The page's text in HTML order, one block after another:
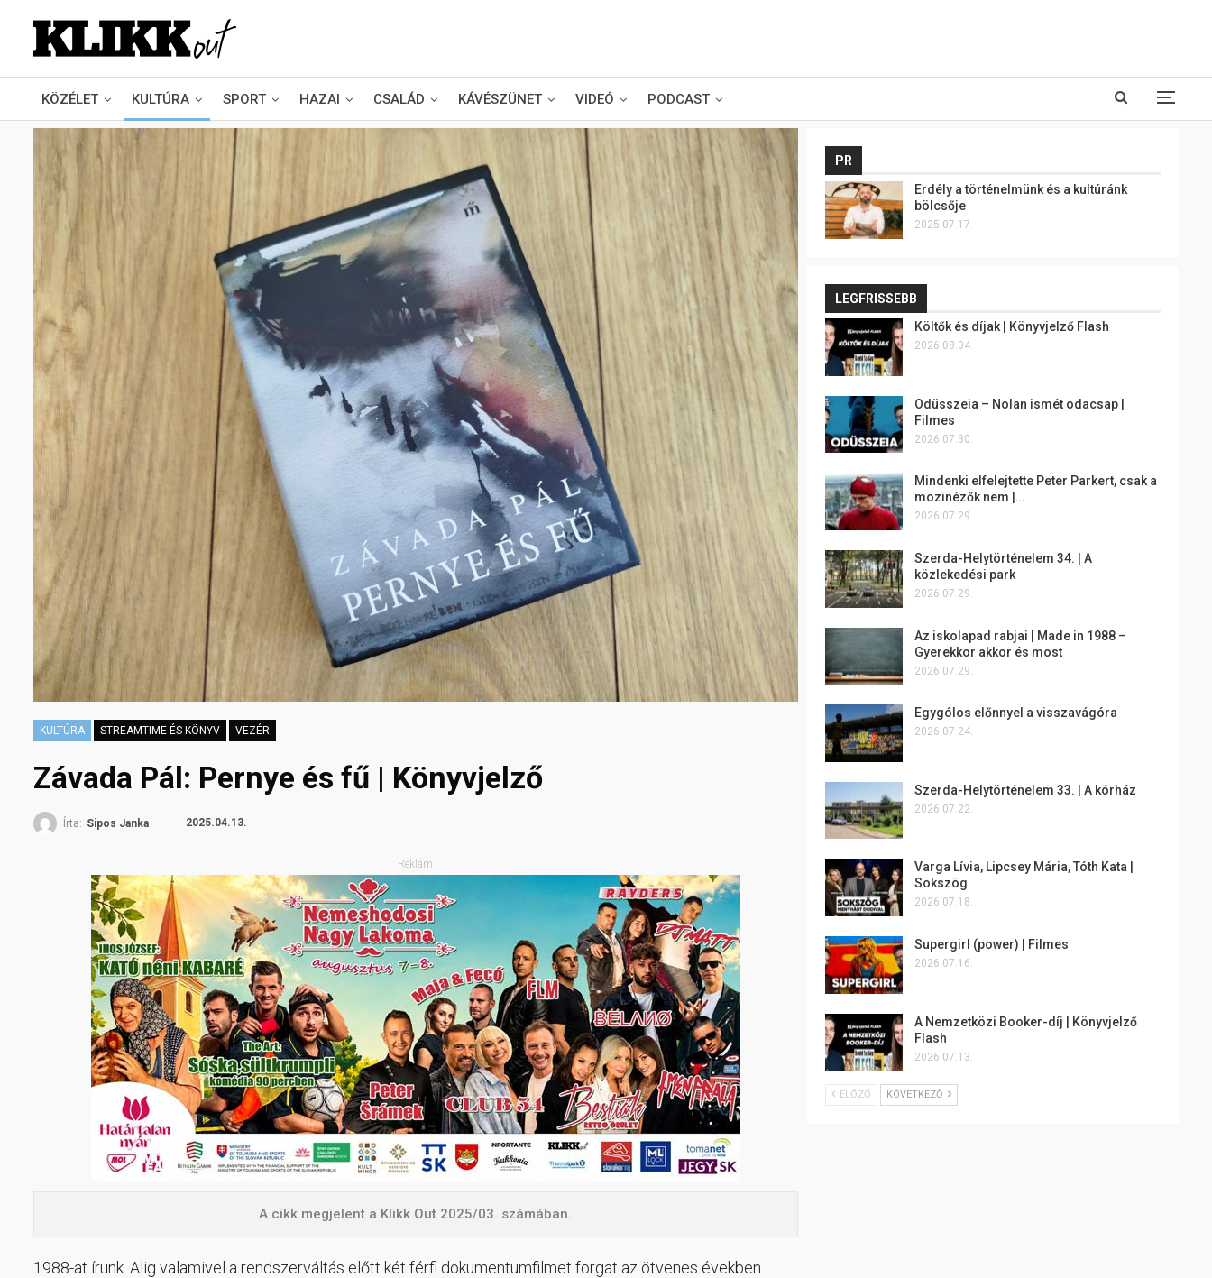
KÖZÉLET KULTÚRA SPORT HAZAI CSALÁD KÁVÉSZÜNET VIDEÓ PODCAST
KULTÚRA STREAMTIME ÉS KÖNYV VEZÉR
Závada Pál: Pernye és fű | Könyvjelző
Írta: Sipos Janka 2025.04.13.
Reklám
A cikk megjelent a Klikk Out 2025/03. számában.
1988-at írunk. Alig valamivel a rendszerváltás előtt két férfi dokumentumfilmet forgat az ötvenes években
PR
Erdély a történelmünk és a kultúránk
bölcsője
2025.07.17.
LEGFRISSEBB
Költők és díjak | Könyvjelző Flash
2026.08.04.
Odüsszeia – Nolan ismét odacsap |
Filmes
2026.07.30.
Mindenki elfelejtette Peter Parkert, csak a
mozinézők nem |…
2026.07.29.
Szerda-Helytörténelem 34. | A
közlekedési park
2026.07.29.
Az iskolapad rabjai | Made in 1988 –
Gyerekkor akkor és most
2026.07.29.
Egygólos előnnyel a visszavágóra
2026.07.24.
Szerda-Helytörténelem 33. | A kórház
2026.07.22.
Varga Lívia, Lipcsey Mária, Tóth Kata |
Sokszög
2026.07.18.
Supergirl (power) | Filmes
2026.07.16.
A Nemzetközi Booker-díj | Könyvjelző
Flash
2026.07.13.
ELŐZŐ KÖVETKEZŐ